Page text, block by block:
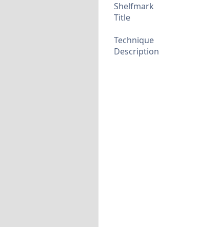
Shelfmark
Title
Technique
Description